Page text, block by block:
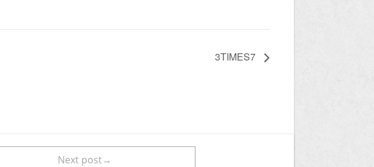
3TIMES7
Next post→